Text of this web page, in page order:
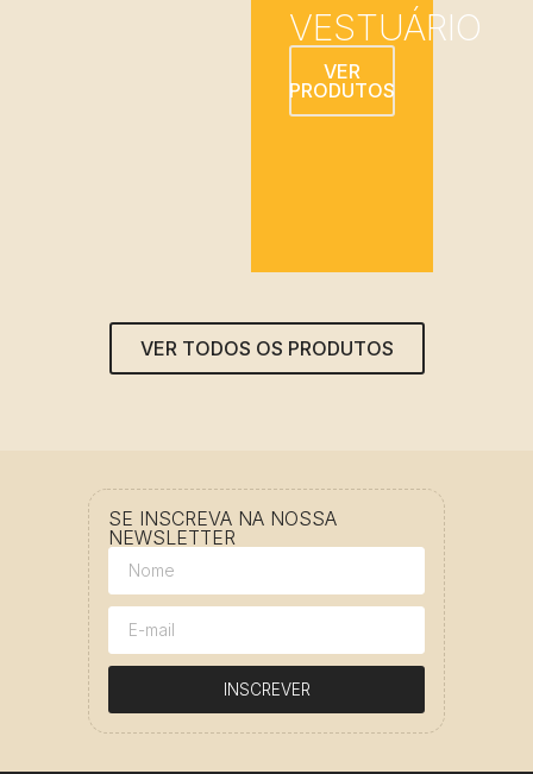
VESTUÁRIO
VER
PRODUTOS
VER TODOS OS PRODUTOS
SE INSCREVA NA NOSSA
NEWSLETTER
INSCREVER